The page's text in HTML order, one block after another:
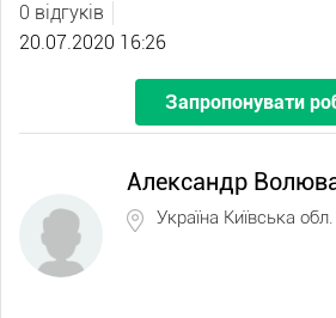
0 відгуків
20.07.2020 16:26
Запропонувати
Александр
Україна Київська обл.